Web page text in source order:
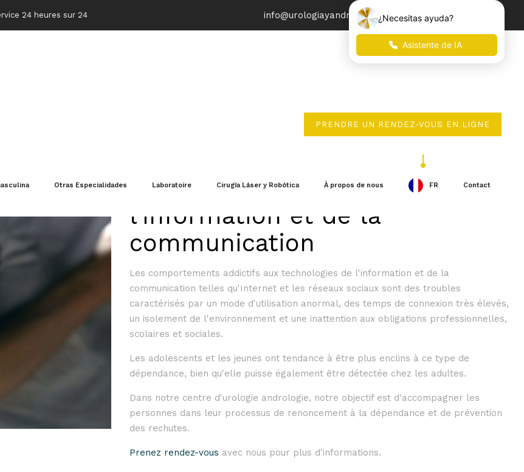
24 heures sur 24 info@urologiayandrologia.com
PRENDRE UN RENDEZ-VOUS EN LIGNE
Otras Especialidades Laboratoire Cirugía Láser y Robótica À propos de nous FR Contact
TIC Technologies de
l'information et de la
communication
Les comportements addictifs aux technologies de l'information et de la
communication telles qu'Internet et les réseaux sociaux sont des troubles
caractérisés par un mode d'utilisation anormal, des temps de connexion très élevés,
un isolement de l'environnement et une inattention aux obligations professionnelles,
scolaires et sociales.
Les adolescents et les jeunes ont tendance à être plus enclins à ce type de
dépendance, bien qu'elle puisse également être détectée chez les adultes.
Dans notre centre d'urologie andrologie, notre objectif est d'accompagner les
personnes dans leur processus de renoncement à la dépendance et de prévention
des rechutes.
Prenez rendez-vous avec nous pour plus d'informations.